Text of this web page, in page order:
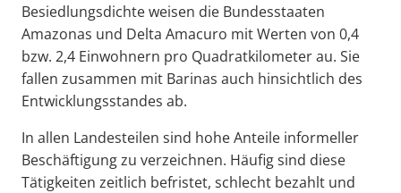
Besiedlungsdichte weisen die Bundesstaaten
Amazonas und Delta Amacuro mit Werten von 0,4
bzw. 2,4 Einwohnern pro Quadratkilometer au. Sie
fallen zusammen mit Barinas auch hinsichtlich des
Entwicklungsstandes ab.
In allen Landesteilen sind hohe Anteile informeller
Beschäftigung zu verzeichnen. Häufig sind diese
Tätigkeiten zeitlich befristet, schlecht bezahlt und